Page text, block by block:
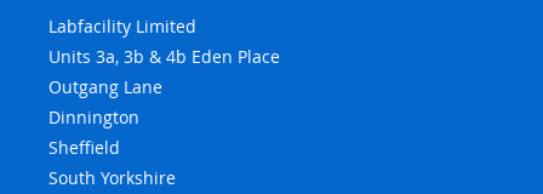
Labfacility Limited
Units 3a, 3b & 4b Eden Place
Outgang Lane
Dinnington
Sheffield
South Yorkshire